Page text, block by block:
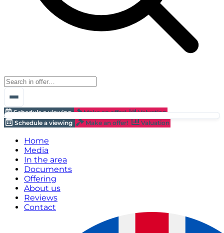
Schedule a viewing Make an offer!
Valuation
Schedule a viewing
Make an offer! Valuation
Home
Media
In the area
Documents
Offering
About us
Reviews
Contact